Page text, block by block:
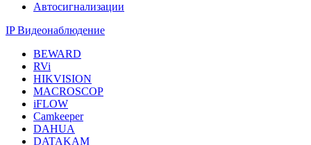
Автосигнализации
IP Видеонаблюдение
BEWARD
RVi
HIKVISION
MACROSCOP
iFLOW
Camkeeper
DAHUA
DATAKAM